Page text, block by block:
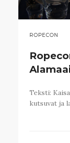
ROPECON
Teksti:
kutsuvat ja